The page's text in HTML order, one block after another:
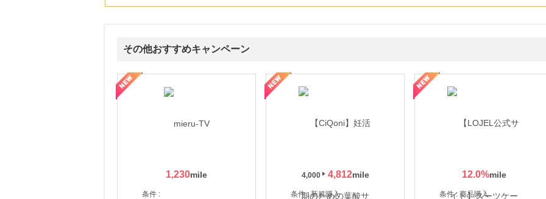
その他おすすめキャンペーン
1,230
条件 :
4,000 4,812
条件 : 新規購入
12.0%
条件 : 商品購入
【LOJEL公式サイト】スーツケース・バッグ
【ロデオドライブ】創業70年の信頼と高価買取を実現！ブランド品・貴金属の無料査定